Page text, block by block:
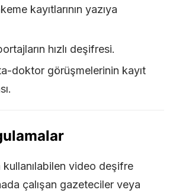
kayıtlarının yazıya
hızlı deşifresi.
doktor görüşmelerinin kayıt
kullanılabilen video deşifre
çalışan gazeteciler veya